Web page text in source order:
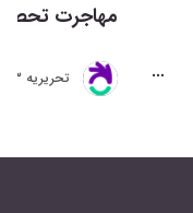
مهاجرت
تحريريه 3گام